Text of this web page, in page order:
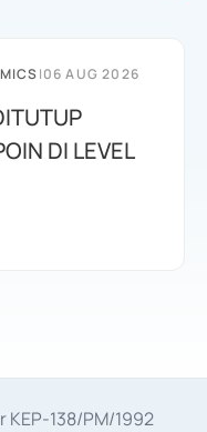
|06 AUG 2026
DI LEVEL
138/PM/1992